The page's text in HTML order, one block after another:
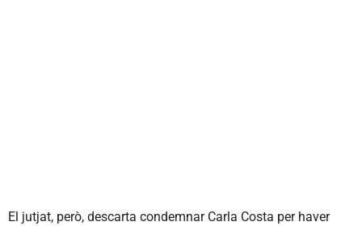
El jutjat, però, descarta condemnar Carla Costa per haver